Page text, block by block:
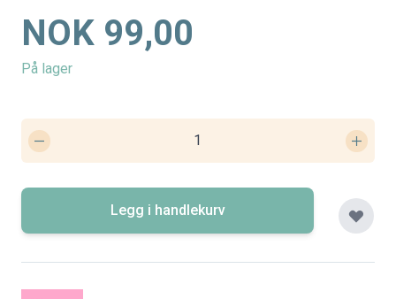
NOK 99,00
På lager
Legg i handlekurv